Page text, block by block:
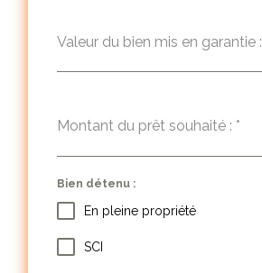
Valeur du bien mis en garantie :
Montant du prêt souhaité : *
Bien détenu :
En pleine propriété
SCI